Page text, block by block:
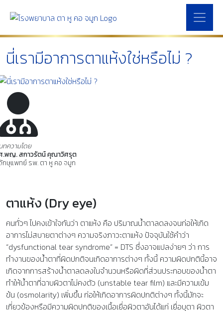
นี่เรามีอาการตาแห้งใช่หรือไม่ ?
ทความโดย
.พญ. สกาวรัตน์ คุณาวิศรุต
กษุแพทย์ รพ. ตา หู คอ จมูก
ตาแห้ง (Dry eye)
คนทั่วๆ ไปคงเข้าใจกันว่า ตาแห้ง คือ ปริมาณน้ำตาลดลงจนก่อให้เกิด
อาการไม่สบายตาต่างๆ ความจริงภาวะตาแห้ง ปัจจุบันใช้คำว่า
“dysfunctional tear syndrome” = DTS ซึ่งอาจแปลง่ายๆ ว่า การ
ทำงานของน้ำตาที่ผิดปกติจนเกิดอาการต่างๆ ทั้งนี้ ความผิดปกตินี้อาจ
เกิดจากการสร้างน้ำตาลดลงในจำนวนหรือผิดที่ส่วนประกอบของน้ำตา
ทำให้น้ำตาที่ฉาบผิวตาไม่คงตัว (unstable tear film) และมีความเข้ม
ข้น (osmolarity) เพิ่มขึ้น ก่อให้เกิดอาการผิดปกติต่างๆ ทั้งนี้มักจะ
เกี่ยวข้องหรือมีความผิดปกติของเนื้อเยื่อผิวตาอันได้แก่ เยื่อบุตา ผิวตา